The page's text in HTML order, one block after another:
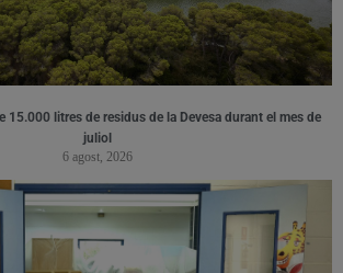
15.000 litres de residus de la Devesa durant el mes de
juliol
6 agost, 2026